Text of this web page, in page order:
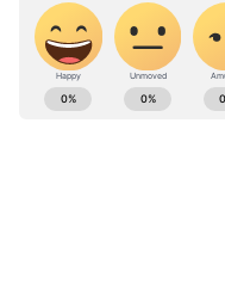
ABOUT THE AUTHOR